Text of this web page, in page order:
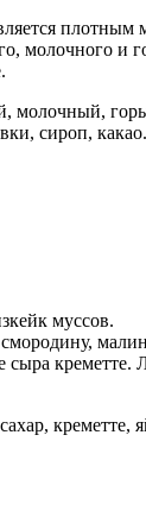
плотным
молочного и
молочный,
сироп, какао.
муссов.
сыра креметте.
креметте,